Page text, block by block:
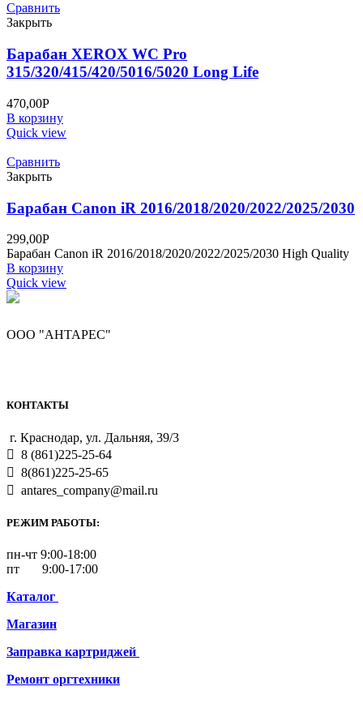
Сравнить
Закрыть
Барабан XEROX WC Pro
315/320/415/420/5016/5020 Long Life
470,00Р
В корзину
Quick view
Сравнить
Закрыть
Барабан Canon iR 2016/2018/2020/2022/2025/2030
299,00Р
Барабан Canon iR 2016/2018/2020/2022/2025/2030 High Quality
В корзину
Quick view
ООО "АНТАРЕС"
КОНТАКТЫ
г. Краснодар, ул. Дальняя, 39/3
8 (861)225-25-64
8(861)225-25-65
antares_company@mail.ru
РЕЖИМ РАБОТЫ:
пн-чт 9:00-18:00
пт 9:00-17:00
Каталог
Магазин
Заправка картриджей
Ремонт оргтехники